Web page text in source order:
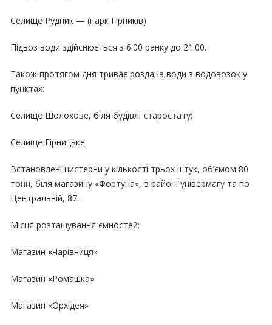
Селище Рудник — (парк Гірників)
Підвоз води здійснюється з 6.00 ранку до 21.00.
Також протягом дня триває роздача води з водовозок у
пунктах:
Селище Шолохове, біля будівлі старостату;
Селище Гірницьке.
Встановлені цистерни у кількості трьох штук, об’ємом 80
тонн, біля магазину «Фортуна», в районі універмагу та по
Центральній, 87.
Місця розташування ємностей:
Магазин «Чарівниця»
Магазин «Ромашка»
Магазин «Орхідея»